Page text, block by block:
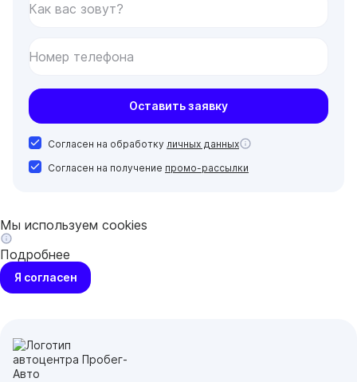
Как вас зовут?
Номер телефона
Оставить заявку
Согласен на обработку личных данных
Согласен на получение промо-рассылки
Мы используем cookies
Подробнее
Я согласен